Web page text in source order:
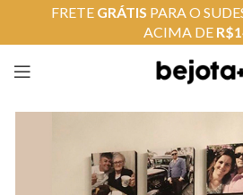
FRETE GRÁTIS PARA O
ACIMA DE